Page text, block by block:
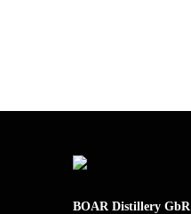
BOAR Distillery GbR